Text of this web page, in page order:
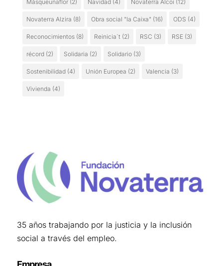
Másqueunaflor(2) Navidad(4) Novaterra Alcoi (12)
Novaterra Alzira (8) Obra social "la Caixa" (16) ODS (4)
Reconocimientos(8) Reinicia´t (2) RSC (3) RSE(3)
récord(2) Solidaria (2) Solidario(3)
Sostenibilidad(4) Unión Europea (2) Valencia (3)
Vivienda (4)
35 años trabajando por la justicia y la inclusión
social a través del empleo.